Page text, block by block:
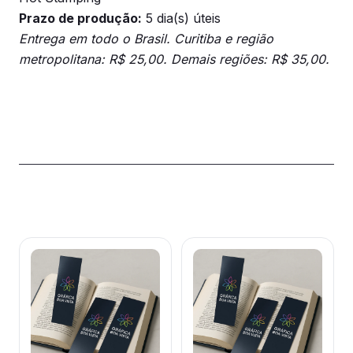
Prazo de produção: 5 dia(s) úteis
Entrega em todo o Brasil. Curitiba e região
metropolitana: R$ 25,00. Demais regiões: R$ 35,00.
Este
produto
tem
várias
variantes.
Este
produto
tem
várias
variantes.